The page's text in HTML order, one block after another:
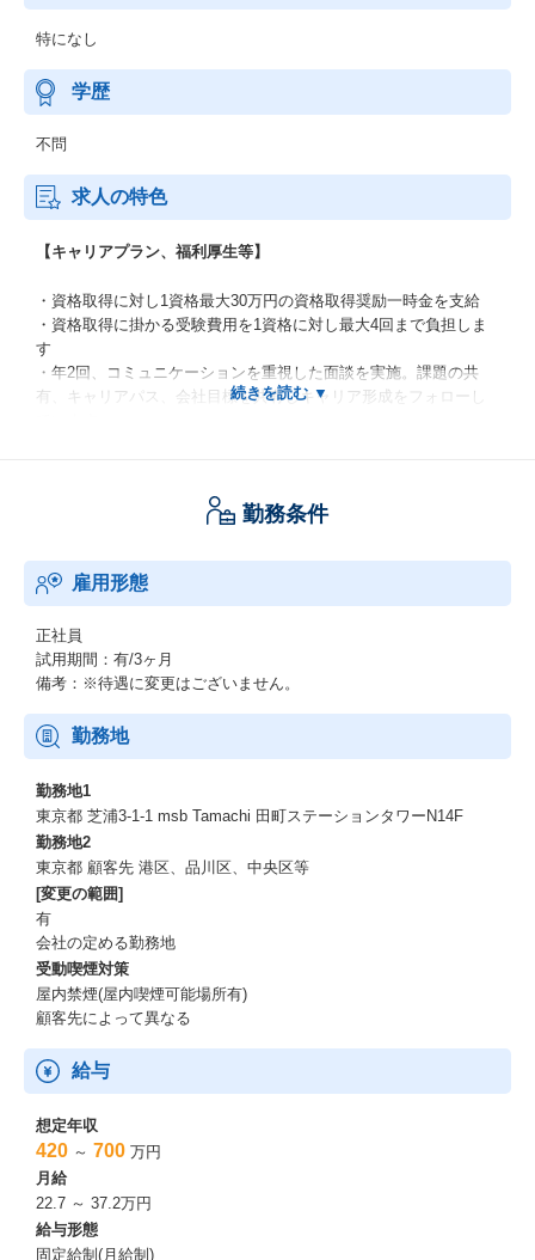
特になし
学歴
不問
求人の特色
【キャリアプラン、福利厚生等】
・資格取得に対し1資格最大30万円の資格取得奨励一時金を支給
・資格取得に掛かる受験費用を1資格に対し最大4回まで負担しま
す
・年2回、コミュニケーションを重視した面談を実施。課題の共
有、キャリアパス、会社目標を共有しキャリア形成をフォローし
・時間単位の有給取得可能
・産休育休などライフイベントを終えてから活躍している社員も
・男性の育児休暇取得実績あり（男女ともに100%復帰）
・育児のための短時間勤務制度は子供が中学校に入学するまで適
用可能
・有給休暇とは別にリフレッシュ休暇（3日）を付与
・厚生労働省認定「えるぼし」を取得。女性活躍の支援を積極的
に行っています
勤務条件
雇用形態
正社員
試用期間：有/3ヶ月
備考：※待遇に変更はございません。
勤務地
勤務地1
東京都 芝浦3-1-1 msb Tamachi 田町ステーションタワーN14F
勤務地2
東京都 顧客先 港区、品川区、中央区等
[変更の範囲]
有
会社の定める勤務地
受動喫煙対策
屋内禁煙(屋内喫煙可能場所有)
顧客先によって異なる
給与
想定年収
420 ～ 700 万円
月給
22.7 ～ 37.2万円
給与形態
固定給制(月給制)